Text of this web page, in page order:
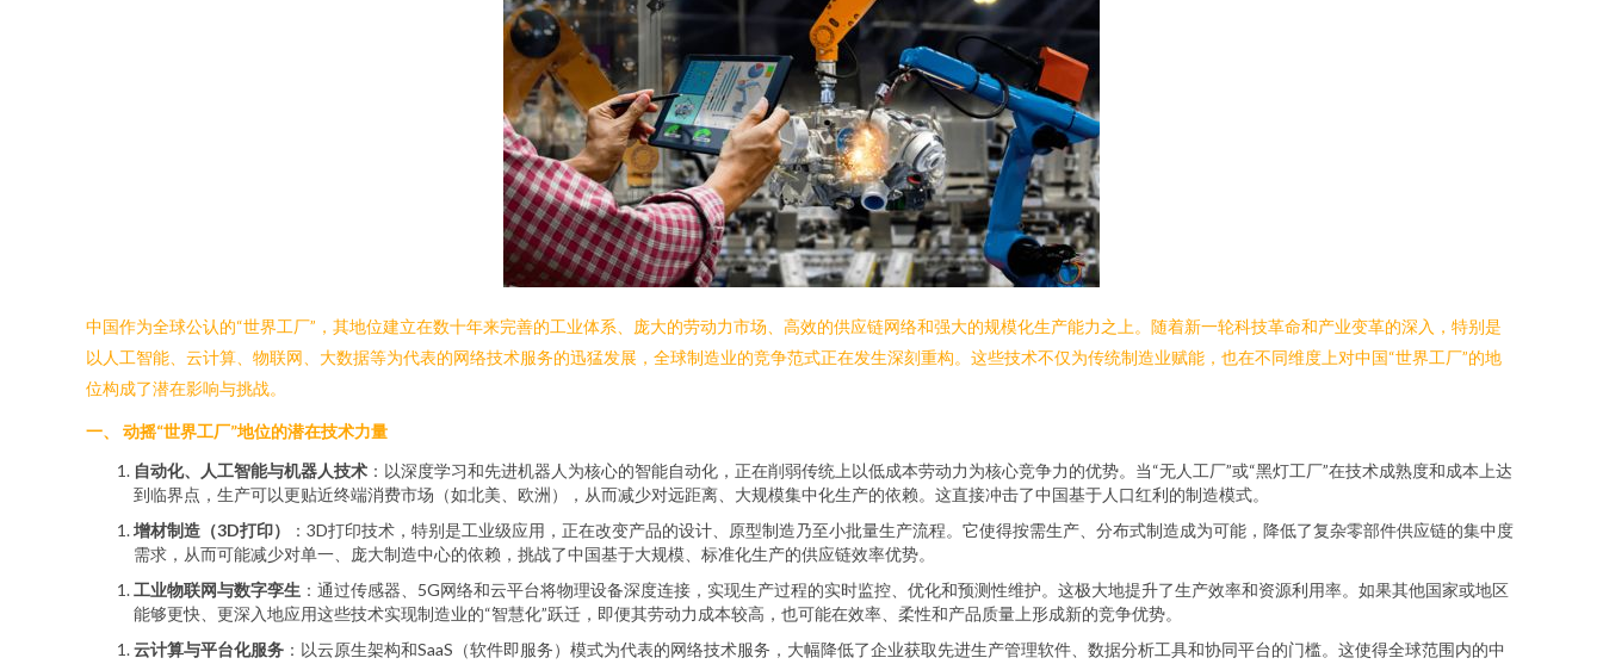
中国作为全球公认的“世界工厂”，其地位建立在数十年来完善的工业体系、庞大的劳动力市场、高效的供应链网络和强大的规模化生产能力之上。随着新一轮科技革命和产业变革的深入，特别是
以人工智能、云计算、物联网、大数据等为代表的网络技术服务的迅猛发展，全球制造业的竞争范式正在发生深刻重构。这些技术不仅为传统制造业赋能，也在不同维度上对中国“世界工厂”的地
位构成了潜在影响与挑战。
一、 动摇“世界工厂”地位的潜在技术力量
自动化、人工智能与机器人技术 ：以深度学习和先进机器人为核心的智能自动化，正在削弱传统上以低成本劳动力为核心竞争力的优势。当“无人工厂”或“黑灯工厂”在技术成熟度和成本上达
到临界点，生产可以更贴近终端消费市场（如北美、欧洲），从而减少对远距离、大规模集中化生产的依赖。这直接冲击了中国基于人口红利的制造模式。
增材制造（3D打印）
：3D打印技术，特别是工业级应用，正在改变产品的设计、原型制造乃至小批量生产流程。它使得按需生产、分布式制造成为可能，降低了复杂零部件供应链的集中度
需求，从而可能减少对单一、庞大制造中心的依赖，挑战了中国基于大规模、标准化生产的供应链效率优势。
工业物联网与数字孪生 ：通过传感器、5G网络和云平台将物理设备深度连接，实现生产过程的实时监控、优化和预测性维护。这极大地提升了生产效率和资源利用率。如果其他国家或地区
能够更快、更深入地应用这些技术实现制造业的“智慧化”跃迁，即便其劳动力成本较高，也可能在效率、柔性和产品质量上形成新的竞争优势。
云计算与平台化服务 ：以云原生架构和SaaS（软件即服务）模式为代表的网络技术服务，大幅降低了企业获取先进生产管理软件、数据分析工具和协同平台的门槛。这使得全球范围内的中